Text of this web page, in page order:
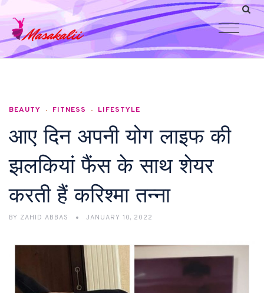
BEAUTY FITNESS LIFESTYLE
आए दिन अपनी योग लाइफ की
झलकियां फैंस के साथ शेयर
करती हैं करिश्मा तन्ना
BY ZAHID ABBAS JANUARY 10, 2022